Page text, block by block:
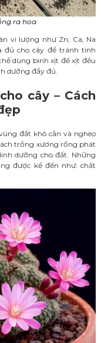
ra hoa
vi lượng như Zn, Ca, Na
đủ cho cây để tránh tình
dùng bình xịt để xịt đều
dưỡng đầy đủ.
cây – Cách
đất khô cằn và nghèo
trồng xương rồng phát
dưỡng cho đất. Những
được kể đến như: chất